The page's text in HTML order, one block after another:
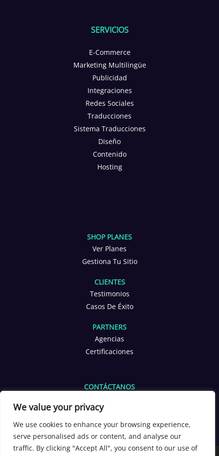
We value your privacy
We use cookies to enhance your browsing experience,
serve personalised ads or content, and analyse our
traffic. By clicking "Accept All", you consent to our use of
SERVICIOS
E-Commerce
Marketing Multilingüe
Publicidad
Integraciones
Redes Sociales
Traducciones
Sistema Traducciones
Diseño
Contenido
Hosting
SHOP PLANES
Ver Planes
Gestiona Tu Sitio
CLIENTES
Testimonios
Casos De Éxito
PARTNERS
Agencias
Certificaciones
CONTÁCTANOS
+1 601 653 2566
[yoppen_chatbot]